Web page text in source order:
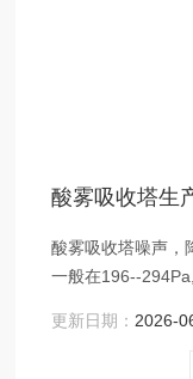
酸雾吸收塔生
酸雾吸收塔噪声，
一般在196--
更新日期： 2026-